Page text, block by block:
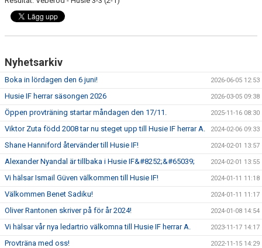
Nyhetsarkiv
Boka in lördagen den 6 juni! 2026-06-05 12:53
Husie IF herrar säsongen 2026 2026-03-05 09:38
Öppen provträning startar måndagen den 17/11. 2025-11-16 08:30
Viktor Zuta född 2008 tar nu steget upp till Husie IF herrar A. 2024-02-06 09:33
Shane Hanniford återvänder till Husie IF! 2024-02-01 13:57
Alexander Nyandal är tillbaka i Husie IF&#8252;&#65039; 2024-02-01 13:55
Vi hälsar Ismail Güven välkommen till Husie IF! 2024-01-11 11:18
Välkommen Benet Sadiku! 2024-01-11 11:17
Oliver Rantonen skriver på för år 2024! 2024-01-08 14:54
Vi hälsar vår nya ledartrio välkomna till Husie IF herrar A. 2023-11-17 14:17
Provträna med oss! 2022-11-15 14:29